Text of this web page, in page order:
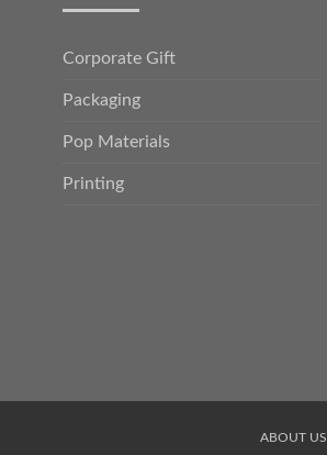
Corporate Gift
Packaging
Pop Materials
Printing
ABOUT US